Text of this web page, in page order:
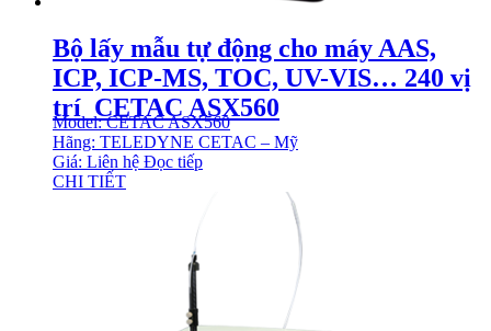
Bộ lấy mẫu tự động cho máy AAS,
ICP, ICP-MS, TOC, UV-VIS… 240 vị
trí CETAC ASX560
Model: CETAC ASX560
Hãng: TELEDYNE CETAC – Mỹ
Giá: Liên hệ Đọc tiếp
CHI TIẾT